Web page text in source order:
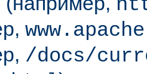
/docs/